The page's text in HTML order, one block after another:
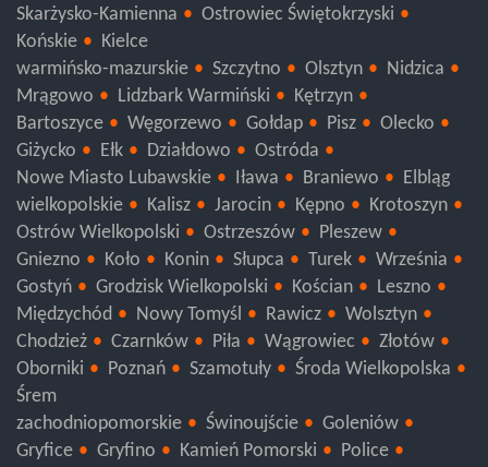
Skarżysko-Kamienna
Ostrowiec Świętokrzyski
Końskie
Kielce
warmińsko-mazurskie
Szczytno Olsztyn
Nidzica
Mrągowo
Lidzbark Warmiński
Kętrzyn
Bartoszyce
Węgorzewo Gołdap Pisz
Olecko
Giżycko
Ełk Działdowo
Ostróda
Nowe Miasto Lubawskie
Iława Braniewo
Elbląg
wielkopolskie
Kalisz Jarocin Kępno
Krotoszyn
Ostrów Wielkopolski
Ostrzeszów
Pleszew
Gniezno
Koło Konin Słupca Turek
Września
Gostyń
Grodzisk Wielkopolski Kościan
Leszno
Międzychód
Nowy Tomyśl Rawicz
Wolsztyn
Chodzież
Czarnków Piła Wągrowiec
Złotów
Oborniki
Poznań Szamotuły
Środa Wielkopolska
Śrem
zachodniopomorskie
Świnoujście
Goleniów
Gryfice
Gryfino Kamień Pomorski
Police